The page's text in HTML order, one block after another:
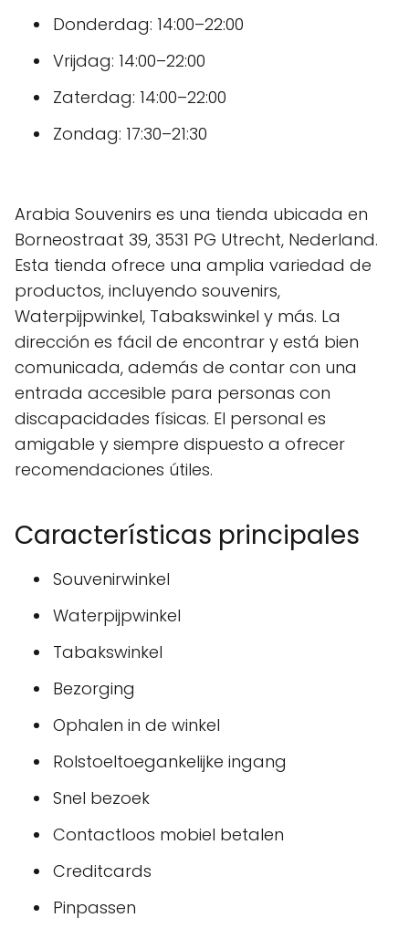
Donderdag: 14:00–22:00
Vrijdag: 14:00–22:00
Zaterdag: 14:00–22:00
Zondag: 17:30–21:30
Arabia Souvenirs es una tienda ubicada en
Borneostraat 39, 3531 PG Utrecht, Nederland.
Esta tienda ofrece una amplia variedad de
productos, incluyendo souvenirs,
Waterpijpwinkel, Tabakswinkel y más. La
dirección es fácil de encontrar y está bien
comunicada, además de contar con una
entrada accesible para personas con
discapacidades físicas. El personal es
amigable y siempre dispuesto a ofrecer
recomendaciones útiles.
Características principales
Souvenirwinkel
Waterpijpwinkel
Tabakswinkel
Bezorging
Ophalen in de winkel
Rolstoeltoegankelijke ingang
Snel bezoek
Contactloos mobiel betalen
Creditcards
Pinpassen